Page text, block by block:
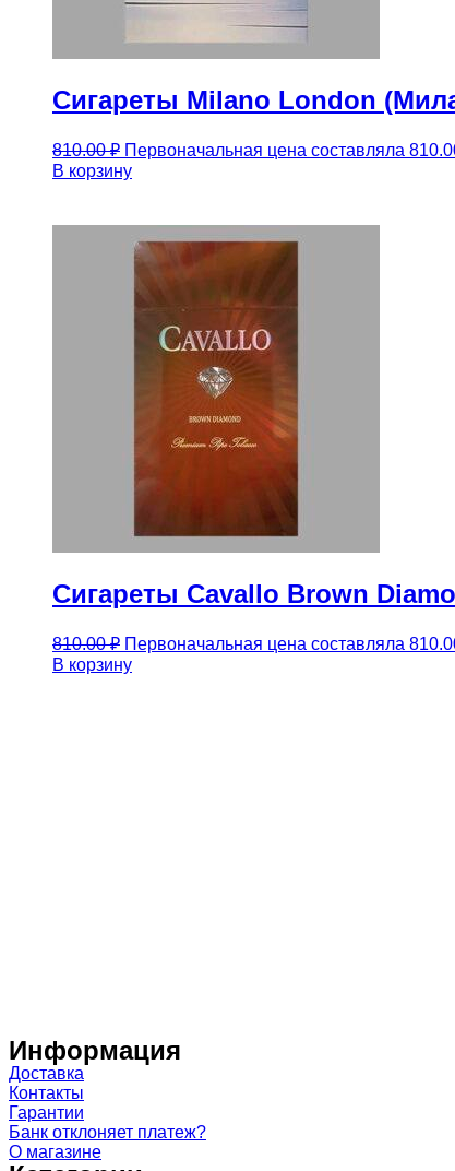
Сигареты Milano London
810.00₽ Первоначальная цена составляла
В корзину
Сигареты Cavallo Brown
810.00₽ Первоначальная цена составляла
В корзину
Информация
Доставка
Контакты
Гарантии
Банк отклоняет платеж?
О магазине